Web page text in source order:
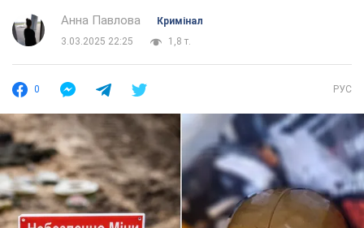
Анна Павлова
Кримінал
3.03.2025 22:25
1,8 т.
0 РУС